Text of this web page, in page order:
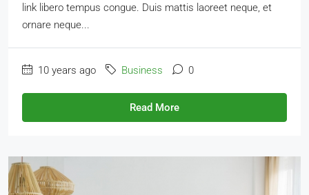
link libero tempus congue. Duis mattis laoreet neque, et
ornare neque...
10 years ago Business 0
Read More